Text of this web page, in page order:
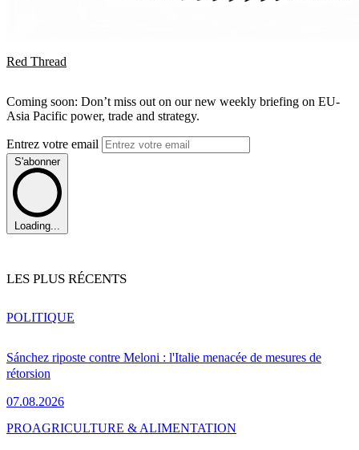
Red Thread
Coming soon: Don’t miss out on our new weekly briefing on EU-
Asia Pacific power, trade and strategy.
Entrez votre email
S'abonner
Loading...
LES PLUS RÉCENTS
Sánchez riposte contre Meloni : l'Italie menacée de mesures de
rétorsion
07.08.2026
POLITIQUE
PROAGRICULTURE & ALIMENTATION